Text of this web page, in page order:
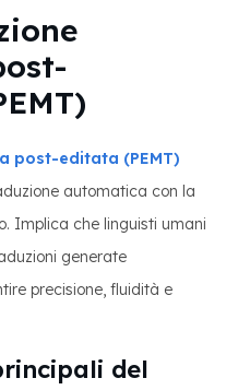
post-editata (PEMT)
automatica con la
Implica che linguisti umani
generate
precisione, fluidità e
del